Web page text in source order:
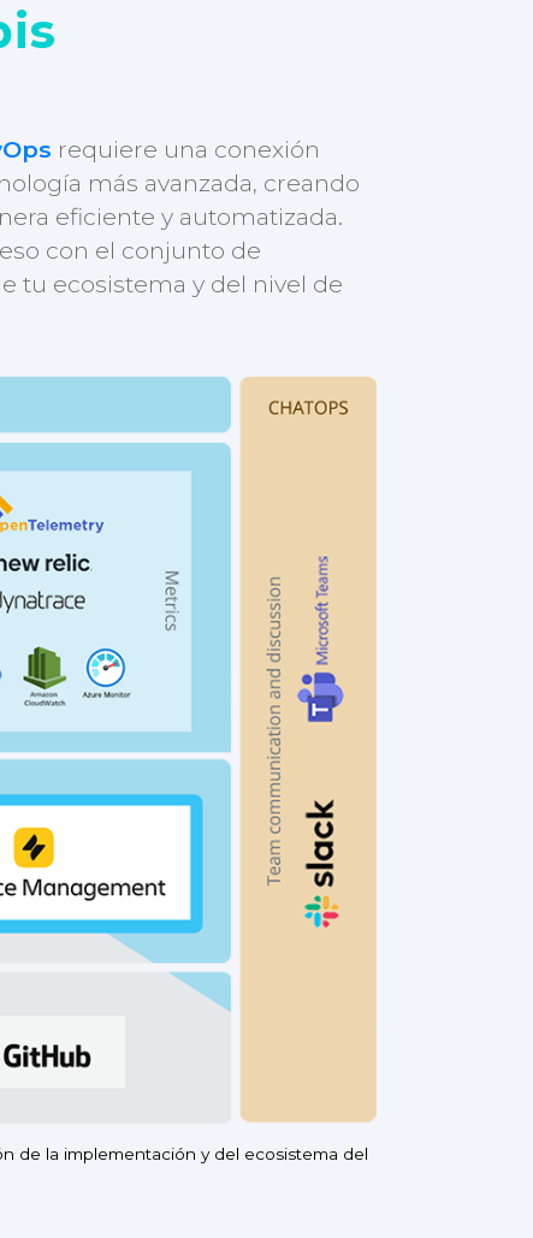
requiere una conexión
más avanzada, creando
eficiente y automatizada.
con el conjunto de
tu ecosistema y del nivel de
de la implementación y del ecosistema del